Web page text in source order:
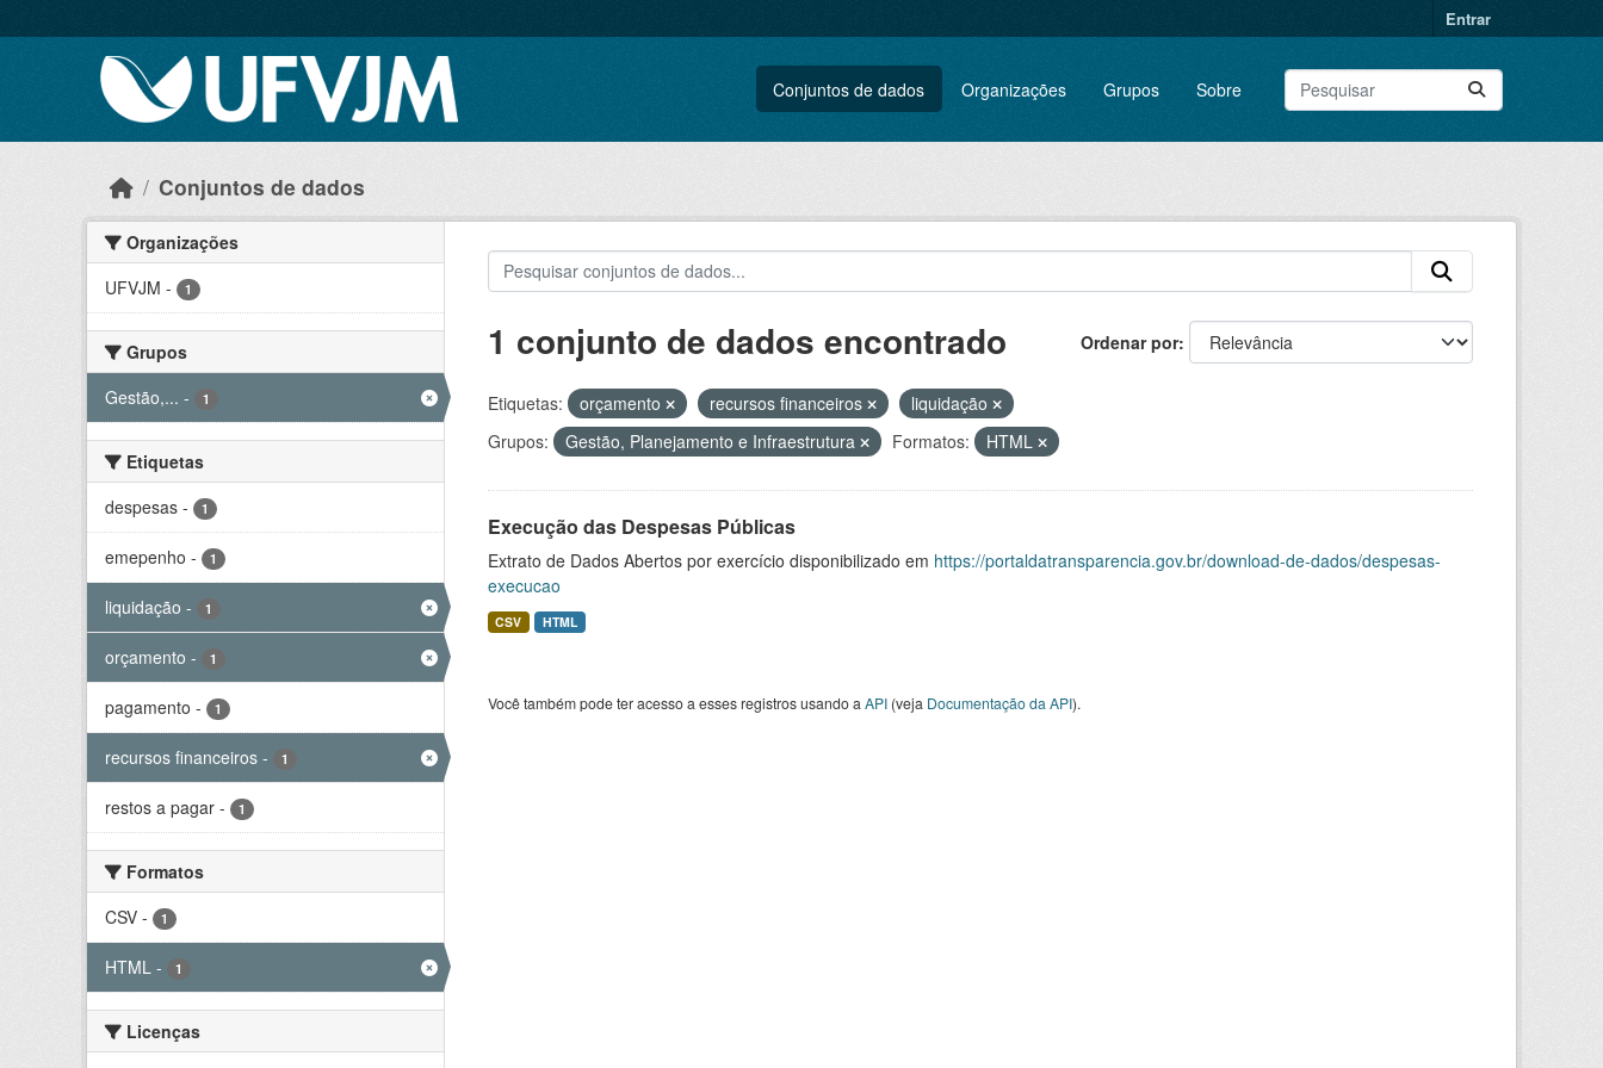
Entrar
Conjuntos de dados Organizações Grupos Sobre
Conjuntos de dados
Organizações
UFVJM - 1
Grupos
Gestão,... - 1
Etiquetas
despesas - 1
emepenho - 1
liquidação - 1
orçamento - 1
pagamento - 1
recursos financeiros - 1
restos a pagar - 1
Formatos
CSV - 1
HTML - 1
Licenças
Ordenar por
1 conjunto de dados encontrado
Etiquetas: orçamento recursos financeiros
liquidação
Grupos:
Gestão, Planejamento e Infraestrutura Formatos: HTML
Execução das Despesas Públicas
Extrato de Dados Abertos por exercício disponibilizado em https://portaldatransparencia.gov.br/download-de-dados/despesas-
execucao
CSV HTML
Você também pode ter acesso a esses registros usando a API(veja Documentação da API).